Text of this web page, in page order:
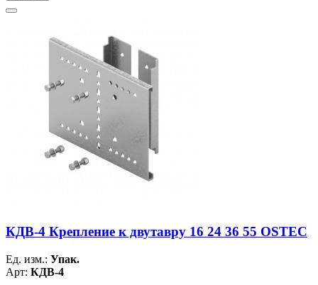
КДВ-4 Крепление к двутавру 16 24 36 55 OSTEC
Ед. изм.: Упак.
Арт: КДВ-4